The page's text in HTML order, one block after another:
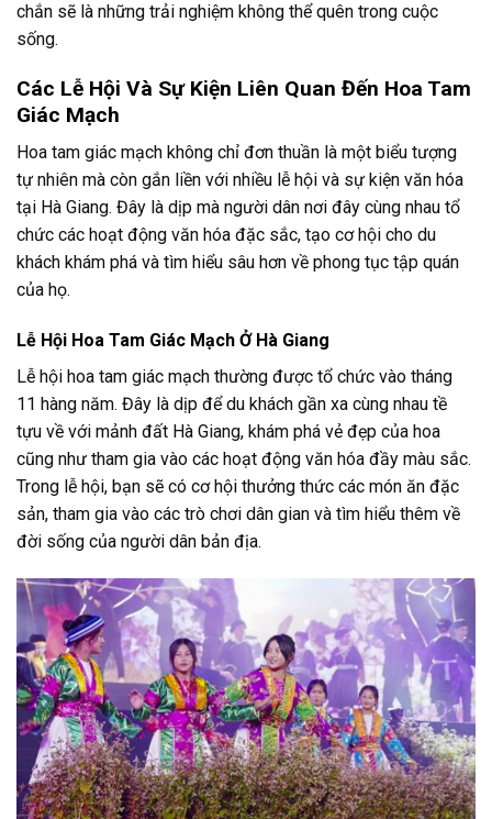
chắn sẽ là những trải nghiệm không thể quên trong cuộc
sống.
Các Lễ Hội Và Sự Kiện Liên Quan Đến Hoa Tam
Giác Mạch
Hoa tam giác mạch không chỉ đơn thuần là một biểu tượng
tự nhiên mà còn gắn liền với nhiều lễ hội và sự kiện văn hóa
tại Hà Giang. Đây là dịp mà người dân nơi đây cùng nhau tổ
chức các hoạt động văn hóa đặc sắc, tạo cơ hội cho du
khách khám phá và tìm hiểu sâu hơn về phong tục tập quán
của họ.
Lễ Hội Hoa Tam Giác Mạch Ở Hà Giang
Lễ hội hoa tam giác mạch thường được tổ chức vào tháng
11 hàng năm. Đây là dịp để du khách gần xa cùng nhau tề
tựu về với mảnh đất Hà Giang, khám phá vẻ đẹp của hoa
cũng như tham gia vào các hoạt động văn hóa đầy màu sắc.
Trong lễ hội, bạn sẽ có cơ hội thưởng thức các món ăn đặc
sản, tham gia vào các trò chơi dân gian và tìm hiểu thêm về
đời sống của người dân bản địa.